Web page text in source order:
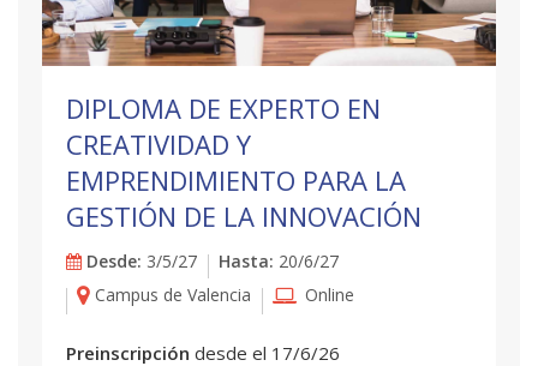
DIPLOMA DE EXPERTO EN
CREATIVIDAD Y
EMPRENDIMIENTO PARA LA
GESTIÓN DE LA INNOVACIÓN
Desde: 3/5/27 Hasta: 20/6/27
Campus de Valencia
Online
Preinscripción desde el 17/6/26